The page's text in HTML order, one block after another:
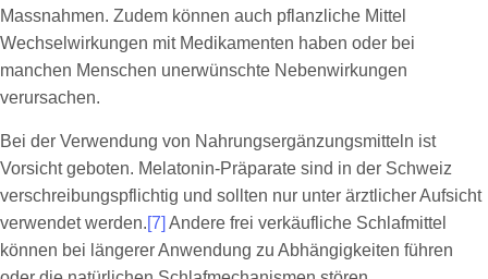
Massnahmen. Zudem können auch pflanzliche Mittel
Wechselwirkungen mit Medikamenten haben oder bei
manchen Menschen unerwünschte Nebenwirkungen
verursachen.
Bei der Verwendung von Nahrungsergänzungsmitteln ist
Vorsicht geboten. Melatonin-Präparate sind in der Schweiz
verschreibungspflichtig und sollten nur unter ärztlicher Aufsicht
verwendet werden.[7] Andere frei verkäufliche Schlafmittel
können bei längerer Anwendung zu Abhängigkeiten führen